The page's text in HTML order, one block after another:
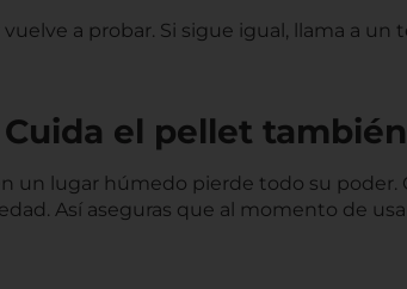
a probar. Si sigue igual, llama a un
el pellet también
un lugar húmedo pierde todo su poder.
Así aseguras que al momento de